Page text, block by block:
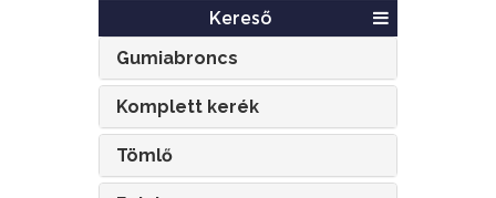
Kereső
Gumiabroncs
Komplett kerék
Tömlő